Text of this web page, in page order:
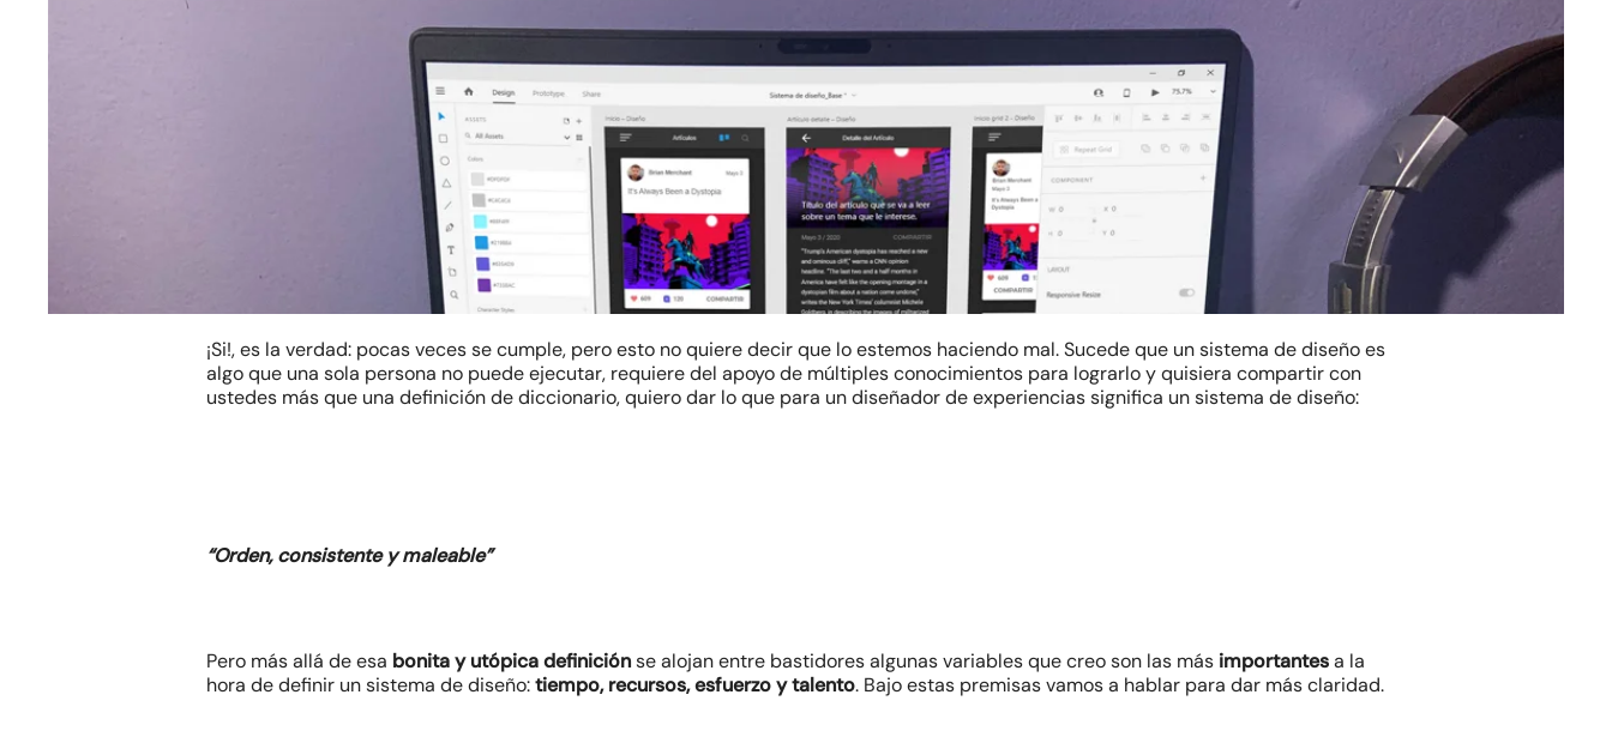
¡Si!, es la verdad: pocas veces se cumple, pero esto no quiere decir que lo estemos haciendo mal. Sucede que un sistema de diseño es
algo que una sola persona no puede ejecutar, requiere del apoyo de múltiples conocimientos para lograrlo y quisiera compartir con
ustedes más que una definición de diccionario, quiero dar lo que para un diseñador de experiencias significa un sistema de diseño:
“Orden, consistente y maleable”
Pero más allá de esa bonita y utópica definiciónse alojan entre bastidores algunas variables que creo son las más importantesa la
hora de definir un sistema de diseño:tiempo, recursos, esfuerzo y talento. Bajo estas premisas vamos a hablar para dar más claridad.